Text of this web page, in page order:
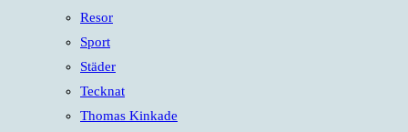
Resor
Sport
Städer
Tecknat
Thomas Kinkade